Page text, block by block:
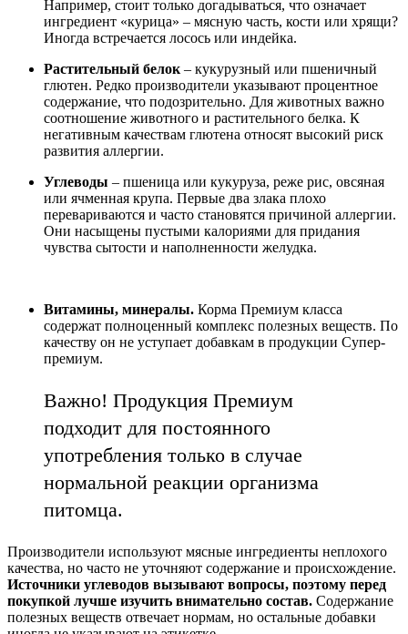
Например, стоит только догадываться, что означает
ингредиент «курица» – мясную часть, кости или хрящи?
Иногда встречается лосось или индейка.
Растительный белок – кукурузный или пшеничный
глютен. Редко производители указывают процентное
содержание, что подозрительно. Для животных важно
соотношение животного и растительного белка. К
негативным качествам глютена относят высокий риск
развития аллергии.
Углеводы – пшеница или кукуруза, реже рис, овсяная
или ячменная крупа. Первые два злака плохо
перевариваются и часто становятся причиной аллергии.
Они насыщены пустыми калориями для придания
чувства сытости и наполненности желудка.
Витамины, минералы. Корма Премиум класса
содержат полноценный комплекс полезных веществ. По
качеству он не уступает добавкам в продукции Супер-
премиум.
Важно! Продукция Премиум
подходит для постоянного
употребления только в случае
нормальной реакции организма
питомца.
Производители используют мясные ингредиенты неплохого
качества, но часто не уточняют содержание и происхождение.
Источники углеводов вызывают вопросы, поэтому перед
покупкой лучше изучить внимательно состав. Содержание
полезных веществ отвечает нормам, но остальные добавки